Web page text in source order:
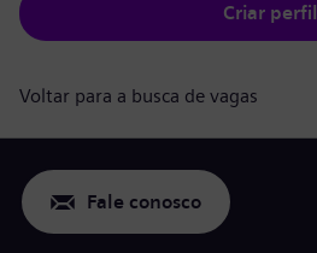
Criar perfil
Voltar para a busca de vagas
Fale conosco